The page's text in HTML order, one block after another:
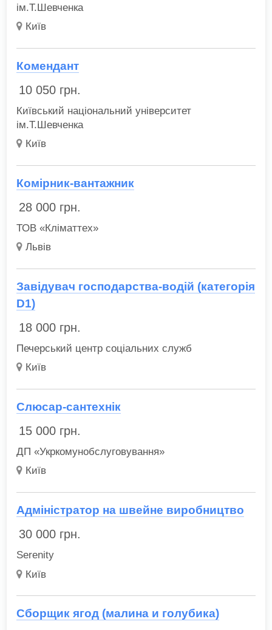
ім.Т.Шевченка
Київ
Комендант
10 050 грн.
Київський національний університет
ім.Т.Шевченка
Київ
Комірник-вантажник
28 000 грн.
ТОВ «Кліматтех»
Львів
Завідувач господарства-водій (категорія
D1)
18 000 грн.
Печерський центр соціальних служб
Київ
Слюсар-сантехнік
15 000 грн.
ДП «Укркомунобслуговування»
Київ
Адміністратор на швейне виробництво
30 000 грн.
Serenity
Київ
Сборщик ягод (малина и голубика)